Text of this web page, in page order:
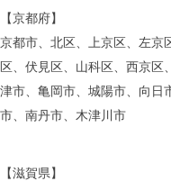
【京都府】
京都市、北区、上京区、左京
区、伏見区、山科区、西京区
津市、亀岡市、城陽市、向日
市、南丹市、木津川市
【滋賀県】